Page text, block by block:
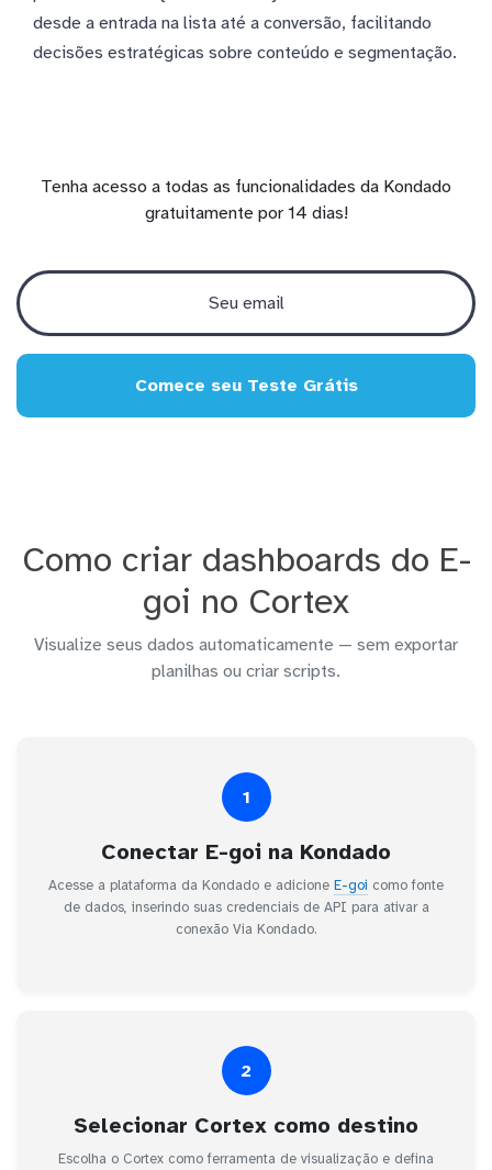
desde a entrada na lista até a conversão, facilitando
decisões estratégicas sobre conteúdo e segmentação.
Tenha acesso a todas as funcionalidades da Kondado
gratuitamente por 14 dias!
Comece seu Teste Grátis
Como criar dashboards do E-
goi no Cortex
Visualize seus dados automaticamente — sem exportar
planilhas ou criar scripts.
1
Conectar E-goi na Kondado
Acesse a plataforma da Kondado e adicione E-goi como fonte
de dados, inserindo suas credenciais de API para ativar a
conexão Via Kondado.
2
Selecionar Cortex como destino
Escolha o Cortex como ferramenta de visualização e defina